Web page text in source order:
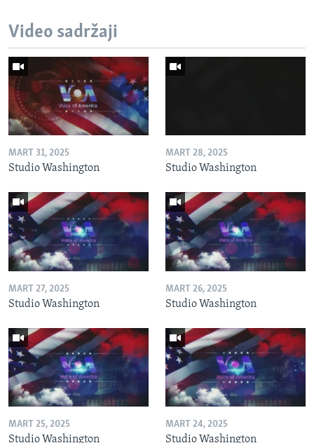
Video sadržaji
MART 31, 2025
Studio Washington
MART 28, 2025
Studio Washington
MART 27, 2025
Studio Washington
MART 26, 2025
Studio Washington
MART 25, 2025
Studio Washington
MART 24, 2025
Studio Washington